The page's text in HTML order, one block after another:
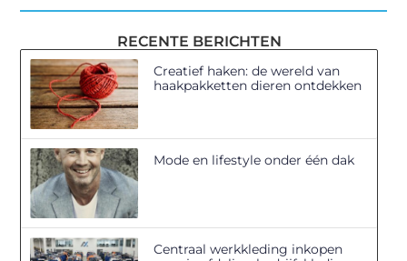
RECENTE BERICHTEN
Creatief haken: de wereld van
haakpakketten dieren ontdekken
Mode en lifestyle onder één dak
Centraal werkkleding inkopen